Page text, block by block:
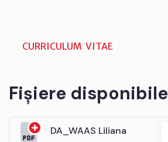
CURRICULUM VITAE
Fișiere disponibile
DA_WAAS Liliana